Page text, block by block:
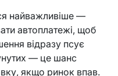
найважливіше —
автоплатежі, щоб
відразу псує
— це шанс
якщо ринок впав.